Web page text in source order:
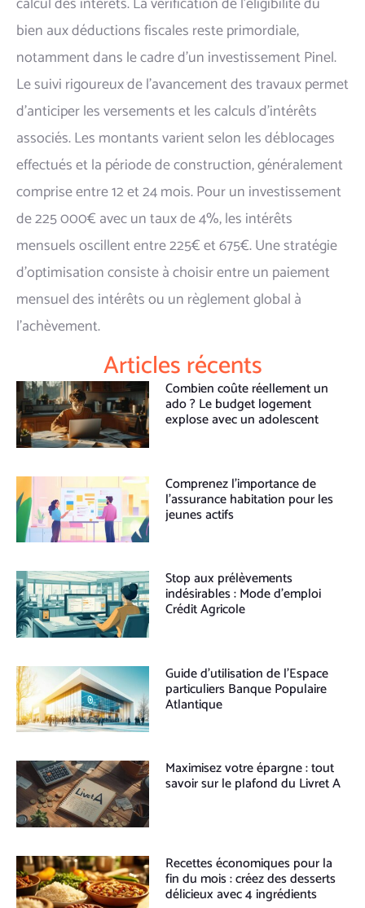
bien aux déductions fiscales reste primordiale,
notamment dans le cadre d'un investissement Pinel.
Le suivi rigoureux de l'avancement des travaux permet
d'anticiper les versements et les calculs d'intérêts
associés. Les montants varient selon les déblocages
effectués et la période de construction, généralement
comprise entre 12 et 24 mois. Pour un investissement
de 225 000€ avec un taux de 4%, les intérêts
mensuels oscillent entre 225€ et 675€. Une stratégie
d'optimisation consiste à choisir entre un paiement
mensuel des intérêts ou un règlement global à
l'achèvement.
Articles récents
Combien coûte réellement un
ado ? Le budget logement
explose avec un adolescent
Comprenez l’importance de
l’assurance habitation pour les
jeunes actifs
Stop aux prélèvements
indésirables : Mode d’emploi
Crédit Agricole
Guide d’utilisation de l’Espace
particuliers Banque Populaire
Atlantique
Maximisez votre épargne : tout
savoir sur le plafond du Livret A
Recettes économiques pour la
fin du mois : créez des desserts
délicieux avec 4 ingrédients